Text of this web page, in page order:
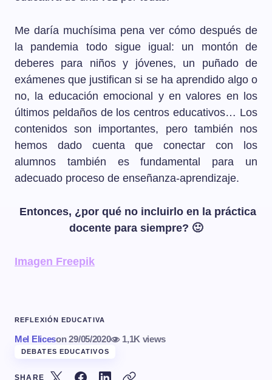
Me daría muchísima pena ver cómo después de
la pandemia todo sigue igual: un montón de
deberes para niños y jóvenes, un puñado de
exámenes que justifican si se ha aprendido algo o
no, la educación emocional y en valores en los
últimos peldaños de los centros educativos… Los
contenidos son importantes, pero también nos
hemos dado cuenta que conectar con los
alumnos también es fundamental para un
adecuado proceso de enseñanza-aprendizaje.
Entonces, ¿por qué no incluirlo en la práctica
docente para siempre? 🙂
Imagen Freepik
REFLEXIÓN EDUCATIVA
Mel Eliceson 29/05/2020 1,1K views
DEBATES EDUCATIVOS
SHARE